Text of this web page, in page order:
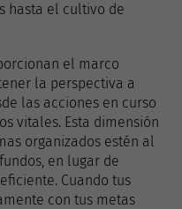
hasta el cultivo de
el marco
la perspectiva a
las acciones en curso
vitales. Esta dimensión
organizados estén al
en lugar de
Cuando tus
con tus metas